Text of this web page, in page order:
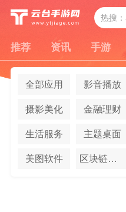
推荐 资讯 手游
全部应用 影音播放
摄影美化 金融理财
生活服务 主题桌面
美图软件 区块链应用